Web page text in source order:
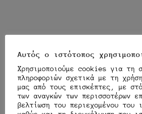
mail
TRANSLATOR
Αυτός ο ιστότοπος
Χρησιμοποιούμε cookies για τη
πληροφοριών σχετικά με τη
μας από τους επισκέπτες, με
των αναγκών των περισσοτέρων
βελτίωση του περιεχομένου του